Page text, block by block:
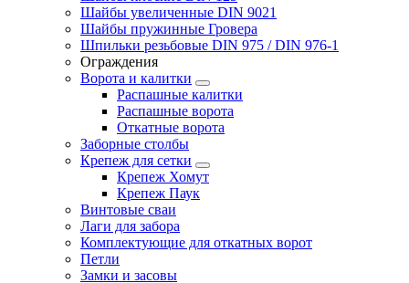
Шайбы увеличенные DIN 9021
Шайбы пружинные Гровера
Шпильки резьбовые DIN 975 / DIN 976-1
Ограждения
Ворота и калитки
Распашные калитки
Распашные ворота
Откатные ворота
Заборные столбы
Крепеж для сетки
Крепеж Хомут
Крепеж Паук
Винтовые сваи
Лаги для забора
Комплектующие для откатных ворот
Петли
Замки и засовы